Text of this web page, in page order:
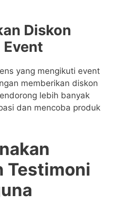
Diskon
Event
yang mengikuti event
memberikan diskon
lebih banyak
dan mencoba produk
Testimoni